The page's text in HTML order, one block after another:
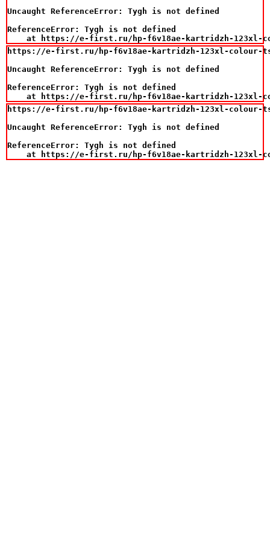
Uncaught ReferenceError: Tygh is not defined
ReferenceError: Tygh is not defined
at https://e-first.ru/hp-f6v18ae-kartridzh-123xl-
https://e-first.ru/hp-f6v18ae-kartridzh-123xl-colour-
Uncaught ReferenceError: Tygh is not defined
ReferenceError: Tygh is not defined
at https://e-first.ru/hp-f6v18ae-kartridzh-123xl-
https://e-first.ru/hp-f6v18ae-kartridzh-123xl-colour-
Uncaught ReferenceError: Tygh is not defined
ReferenceError: Tygh is not defined
at https://e-first.ru/hp-f6v18ae-kartridzh-123xl-